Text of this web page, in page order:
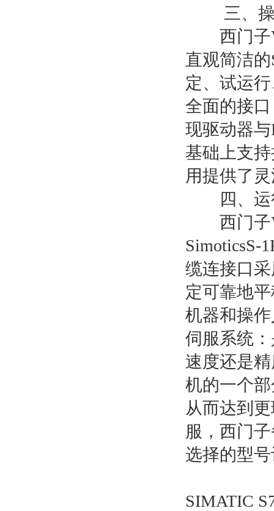
三、操
西门子
直观简洁
定、试运
全面的接
现驱动器
基础上支
用提供了
四、运
西门子
SimoticsS-
缆连接口
定可靠地
机器和操
伺服系统
速度还是
机的一个
从而达到
服，西门
选择的型
SIMATIC